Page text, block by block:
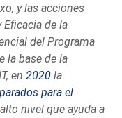
y las acciones
Eficacia de la
del Programa
la base de la
en2020la
para el
nivel que ayuda a